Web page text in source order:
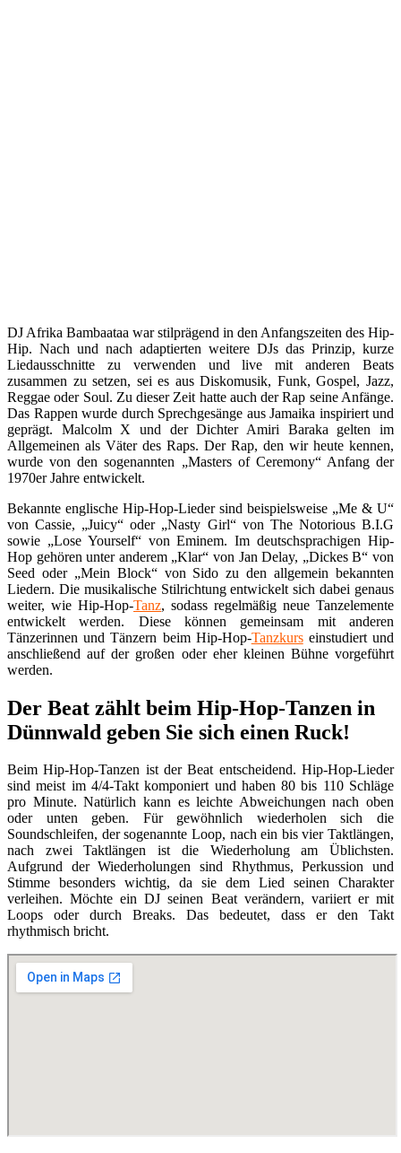
DJ Afrika Bambaataa war stilprägend in den Anfangszeiten des Hip-
Hip. Nach und nach adaptierten weitere DJs das Prinzip, kurze
Liedausschnitte zu verwenden und live mit anderen Beats
zusammen zu setzen, sei es aus Diskomusik, Funk, Gospel, Jazz,
Reggae oder Soul. Zu dieser Zeit hatte auch der Rap seine Anfänge.
Das Rappen wurde durch Sprechgesänge aus Jamaika inspiriert und
geprägt. Malcolm X und der Dichter Amiri Baraka gelten im
Allgemeinen als Väter des Raps. Der Rap, den wir heute kennen,
wurde von den sogenannten „Masters of Ceremony“ Anfang der
1970er Jahre entwickelt.
Bekannte englische Hip-Hop-Lieder sind beispielsweise „Me & U“
von Cassie, „Juicy“ oder „Nasty Girl“ von The Notorious B.I.G
sowie „Lose Yourself“ von Eminem. Im deutschsprachigen Hip-
Hop gehören unter anderem „Klar“ von Jan Delay, „Dickes B“ von
Seed oder „Mein Block“ von Sido zu den allgemein bekannten
Liedern. Die musikalische Stilrichtung entwickelt sich dabei genaus
weiter, wie Hip-Hop-Tanz, sodass regelmäßig neue Tanzelemente
entwickelt werden. Diese können gemeinsam mit anderen
Tänzerinnen und Tänzern beim Hip-Hop-Tanzkurseinstudiert und
anschließend auf der großen oder eher kleinen Bühne vorgeführt
werden.
Der Beat zählt beim Hip-Hop-Tanzen in
Dünnwald geben Sie sich einen Ruck!
Beim Hip-Hop-Tanzen ist der Beat entscheidend. Hip-Hop-Lieder
sind meist im 4/4-Takt komponiert und haben 80 bis 110 Schläge
pro Minute. Natürlich kann es leichte Abweichungen nach oben
oder unten geben. Für gewöhnlich wiederholen sich die
Soundschleifen, der sogenannte Loop, nach ein bis vier Taktlängen,
nach zwei Taktlängen ist die Wiederholung am Üblichsten.
Aufgrund der Wiederholungen sind Rhythmus, Perkussion und
Stimme besonders wichtig, da sie dem Lied seinen Charakter
verleihen. Möchte ein DJ seinen Beat verändern, variiert er mit
Loops oder durch Breaks. Das bedeutet, dass er den Takt
rhythmisch bricht.